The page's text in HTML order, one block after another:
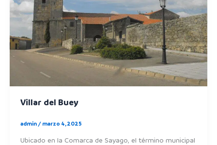
Villar del Buey
admin / marzo 4, 2025
Ubicado en la Comarca de Sayago, el término municipal